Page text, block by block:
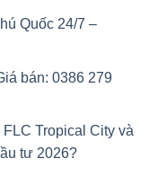
Quốc 24/7 –
bán: 0386 279
Tropical City và
tư 2026?